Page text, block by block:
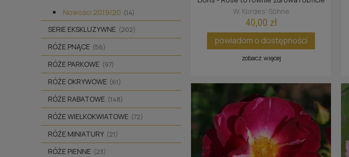
Nowości 2019/20 (14)
SERIE EKSKLUZYWNE (202)
RÓŻE PNĄCE (56)
RÓŻE PARKOWE (97)
RÓŻE OKRYWOWE (61)
RÓŻE RABATOWE (148)
RÓŻE WIELKOKWIATOWE (72)
RÓŻE MINIATURY (21)
RÓŻE PIENNE (23)
kwitnąca różą jak jej starszy sport. W
jeszcze bardziej okazałym kolorze.
W. Kordes' Söhne
40,00 zł
powiadom o dostępności
zobacz więcej